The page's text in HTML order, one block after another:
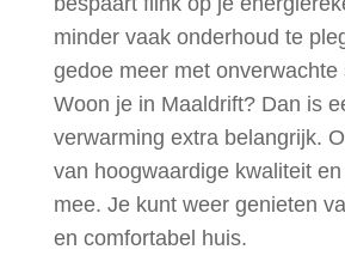
minder vaak onderhoud te
gedoe meer met onverwachte
Woon je in Maaldrift? Dan is
verwarming extra belangrijk.
van hoogwaardige kwaliteit
mee. Je kunt weer genieten
en comfortabel huis.